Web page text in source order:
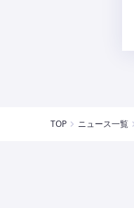
TOP ニュース一覧